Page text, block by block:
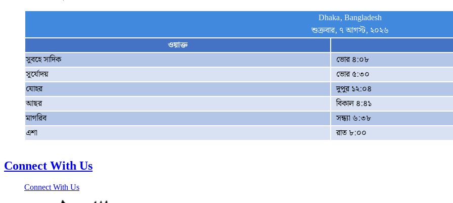
Dhaka, Bangladesh
শুক্রবার, ৭ আগস্ট, ২০২৬
ওয়াক্ত
সুবহে সাদিক
ভোর ৪:০৮
সূর্যোদয়
ভোর ৫:৩০
যোহর
দুপুর ১২:০৪
আছর
বিকাল ৪:৪১
মাগরিব
সন্ধ্যা ৬:৩৮
এশা
রাত ৮:০০
Connect With Us
Connect With Us